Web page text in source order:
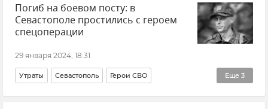
Новости Крыма
Погиб на боевом посту: в
Севастополе простились с героем
спецоперации
29 января 2024, 18:31
Еще 3
Утраты Севастополь Герои СВО
Новости Крыма Михаил Развожаев Общество